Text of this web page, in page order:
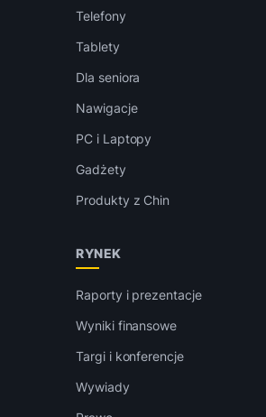
Telefony
Tablety
Dla seniora
Nawigacje
PC i Laptopy
Gadżety
Produkty z Chin
RYNEK
Raporty i prezentacje
Wyniki finansowe
Targi i konferencje
Wywiady